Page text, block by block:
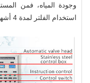
وجودة المياه، فمن